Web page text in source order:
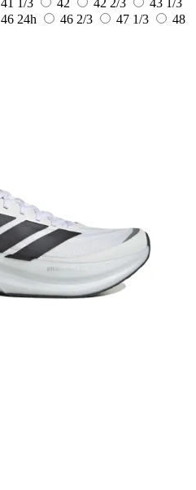
41 1/3 42 42 2/3
43 1/3
46 24h 46 2/3 47 1/3
48